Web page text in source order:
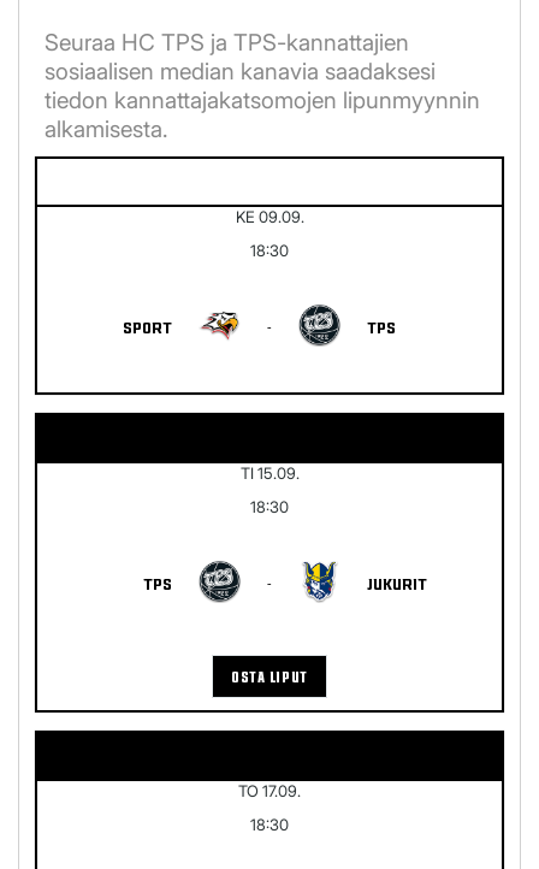
Seuraa HC TPS ja TPS-kannattajien
sosiaalisen median kanavia saadaksesi
tiedon kannattajakatsomojen lipunmyynnin
alkamisesta.
KE 09.09.
18:30
SPORT - TPS
TI 15.09.
18:30
TPS - JUKURIT
OSTA LIPUT
TO 17.09.
18:30